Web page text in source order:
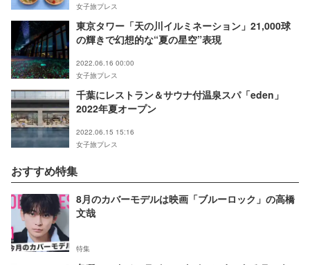
女子旅プレス
東京タワー「天の川イルミネーション」21,000球
の輝きで幻想的な“夏の星空”表現
2022.06.16 00:00
女子旅プレス
千葉にレストラン＆サウナ付温泉スパ「eden」
2022年夏オープン
2022.06.15 15:16
女子旅プレス
おすすめ特集
8月のカバーモデルは映画「ブルーロック」の高橋
文哉
特集